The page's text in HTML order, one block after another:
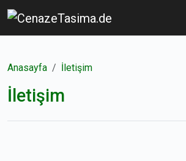
Anasayfa İletişim
İletişim